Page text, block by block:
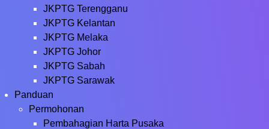
JKPTG Terengganu
JKPTG Kelantan
JKPTG Melaka
JKPTG Johor
JKPTG Sabah
JKPTG Sarawak
Panduan
Permohonan
Pembahagian Harta Pusaka